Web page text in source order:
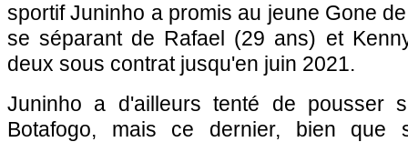
sportif Juninho a promis au jeune Gone
se séparant de Rafael (29 ans) et
deux sous contrat jusqu'en juin 2021.
Juninho a d'ailleurs tenté de pousser
Botafogo, mais ce dernier, bien que